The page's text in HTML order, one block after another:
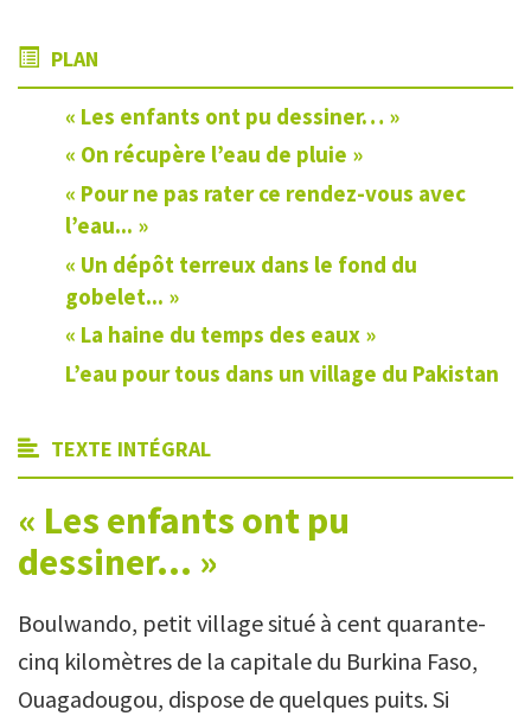
PLAN
« Les enfants ont pu dessiner… »
« On récupère l’eau de pluie »
« Pour ne pas rater ce rendez-vous avec
l’eau... »
« Un dépôt terreux dans le fond du
gobelet... »
« La haine du temps des eaux »
L’eau pour tous dans un village du Pakistan
TEXTE INTÉGRAL
« Les enfants ont pu
dessiner… »
Boulwando, petit village situé à cent quarante-
cinq kilomètres de la capitale du Burkina Faso,
Ouagadougou, dispose de quelques puits. Si